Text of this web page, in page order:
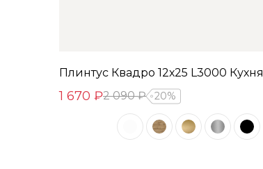
Плинтус Квадро 12х25 L3000 Кухня
1 670 ₽2 090 ₽ 20%